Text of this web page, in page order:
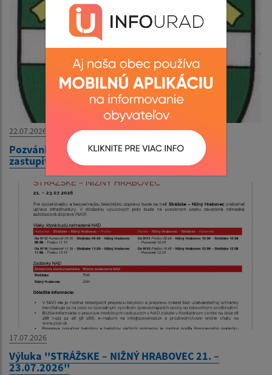
22.07.2026
Pozvánka na XXIV. zasadnutie obecného
zastupiteľstva
17.07.2026
Výluka ''STRÁŽSKE – NIŽNÝ HRABOVEC 21. –
23.07.2026''